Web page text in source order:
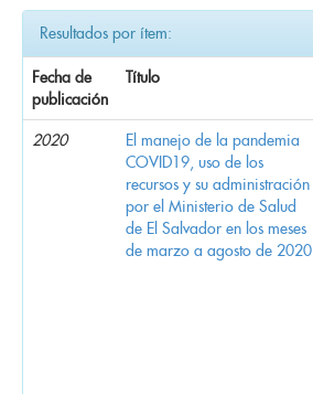
Resultados por ítem:
Fecha de
publicación
Título
2020
El manejo de la pandemia
COVID19, uso de los
recursos y su administración
por el Ministerio de Salud
de El Salvador en los meses
de marzo a agosto de 2020